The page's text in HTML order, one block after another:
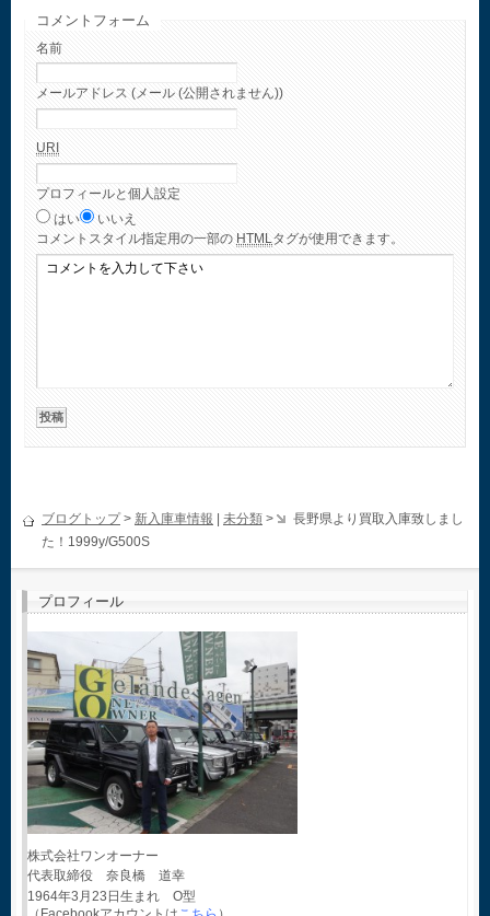
コメントフォーム
名前
メールアドレス (メール (公開されません))
URI
プロフィールと個人設定
はい
いいえ
コメント スタイル指定用の一部の HTMLタグが使用できます。
ブログトップ> 新入庫車情報 未分類 >
長野県より買取入庫致しまし
た！1999y/G500S
プロフィール
株式会社ワンオーナー
代表取締役 奈良橋 道幸
1964年3月23日生まれ O型